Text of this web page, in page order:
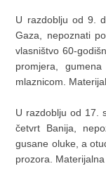
U razdoblju od 9.
Gaza, nepoznati
vlasništvo 60-
promjera,
mlaznicom.
U razdoblju od 17.
četvrt Banija,
gusane oluke, a
prozora.